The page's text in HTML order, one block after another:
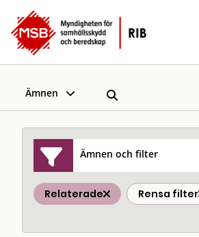
Ämnen
Ämnen och filter
Relaterade Rensa filter